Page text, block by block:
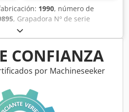
1990, número de
, Grapadora Nº de serie
por Skype-Video Credstzc
encantados de recibir su visita -
Disponible de inmediato - Se
Emskirchen / Nuremberg - Se
CONFIANZA
por Machineseeker